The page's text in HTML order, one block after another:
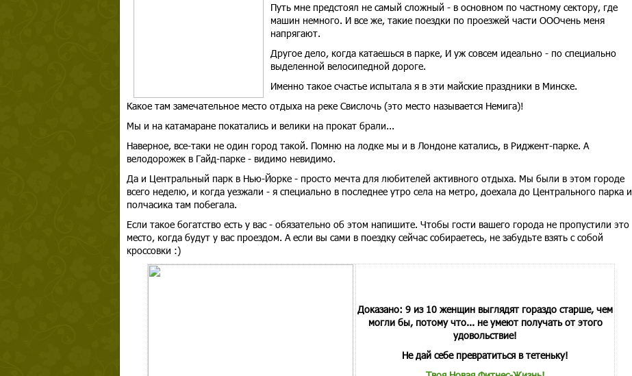
Путь мне предстоял не самый сложный - в основном по частному сектору, где
машин немного. И все же, такие поездки по проезжей части ОООчень меня
напрягают.
Другое дело, когда катаешься в парке, И уж совсем идеально - по специально
выделенной велосипедной дороге.
Именно такое счастье испытала я в эти майские праздники в Минске.
Какое там замечательное место отдыха на реке Свислочь (это место называется Немига)!
Мы и на катамаране покатались и велики на прокат брали...
Наверное, все-таки не один город такой. Помню на лодке мы и в Лондоне катались, в Риджент-парке. А
велодорожек в Гайд-парке - видимо невидимо.
Да и Центральный парк в Нью-Йорке - просто мечта для любителей активного отдыха. Мы были в этом городе
всего неделю, и когда уезжали - я специально в последнее утро села на метро, доехала до Центрального парка и
полчасика там побегала.
Если такое богатство есть у вас - обязательно об этом напишите. Чтобы гости вашего города не пропустили это
место, когда будут у вас проездом. А если вы сами в поездку сейчас собираетесь, не забудьте взять с собой
кроссовки :)
Доказано: 9 из 10 женщин выглядят гораздо старше, чем
могли бы, потому что... не умеют получать от этого
удовольствие!
Не дай себе превратиться в тетеньку!